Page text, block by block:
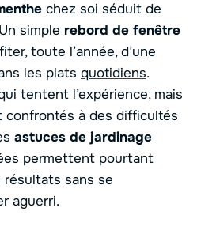
chez soi séduit de
simple rebord de fenêtre
toute l’année, d’une
les plats quotidiens.
tentent l’expérience, mais
à des difficultés
astuces de jardinage
permettent pourtant
résultats sans se
aguerri.